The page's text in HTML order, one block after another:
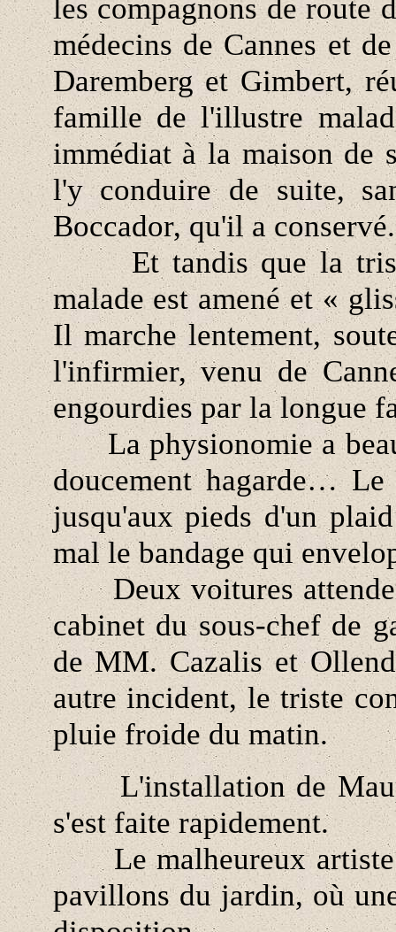
les compagnons de route
médecins de Cannes et
Daremberg et Gimbert,
famille de l'illustre
immédiat à la maison de
l'y conduire de suite,
Boccador, qu'il a conservé.
Et tandis que la triste
malade est amené et «
Il marche lentement,
l'infirmier, venu de
engourdies par la longue
La physionomie a
doucement hagarde…
jusqu'aux pieds d'un
mal le bandage qui
Deux voitures
cabinet du sous-chef de
de MM. Cazalis et
autre incident, le triste
pluie froide du matin.
L'installation de
s'est faite rapidement.
Le malheureux artiste
pavillons du jardin, où